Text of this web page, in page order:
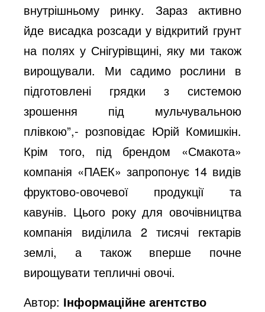
внутрішньому ринку. Зараз активно
йде висадка розсади у відкритий грунт
на полях у Снігурівщині, яку ми також
вирощували. Ми садимо рослини в
підготовлені грядки з системою
зрошення під мульчувальною
плівкою”,- розповідає Юрій Комишкін.
Крім того, під брендом «Смакота»
компанія «ПАЕК» запропонує 14 видів
фруктово-овочевої продукції та
кавунів. Цього року для овочівництва
компанія виділила 2 тисячі гектарів
землі, а також вперше почне
вирощувати тепличні овочі.
Автор: Інформаційне агентство